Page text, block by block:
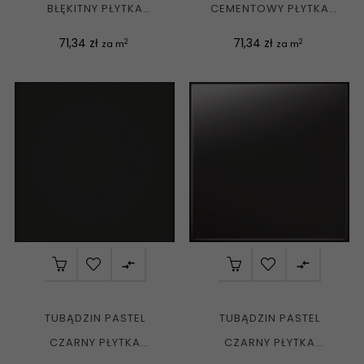
BŁĘKITNY PŁYTKA
Cena
71,34 zł za m2
CEMENTOWY PŁYTKA
Cena
71,34 zł za m2

TUBĄDZIN PASTEL
CZARNY PŁYTKA

TUBĄDZIN PASTEL
CZARNY PŁYTKA